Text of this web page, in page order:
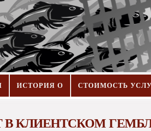
ИСТОРИЯ О СТОИМОСТЬ
В КЛИЕНТСКОМ